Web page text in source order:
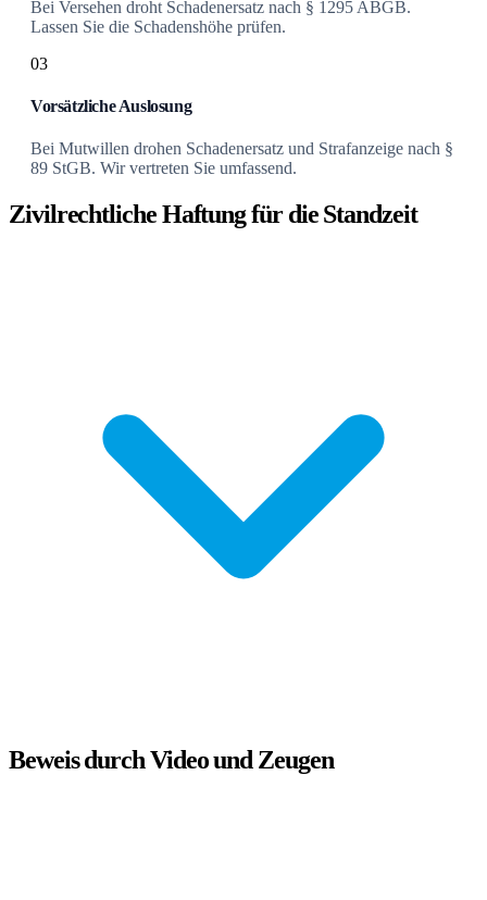
Bei Versehen droht Schadenersatz nach § 1295 ABGB.
Lassen Sie die Schadenshöhe prüfen.
03
Vorsätzliche Auslosung
Bei Mutwillen drohen Schadenersatz und Strafanzeige nach §
89 StGB. Wir vertreten Sie umfassend.
Zivilrechtliche Haftung für die Standzeit
Beweis durch Video und Zeugen